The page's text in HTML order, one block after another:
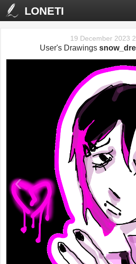
LONETI
19 December 2023
User's Drawings
‹